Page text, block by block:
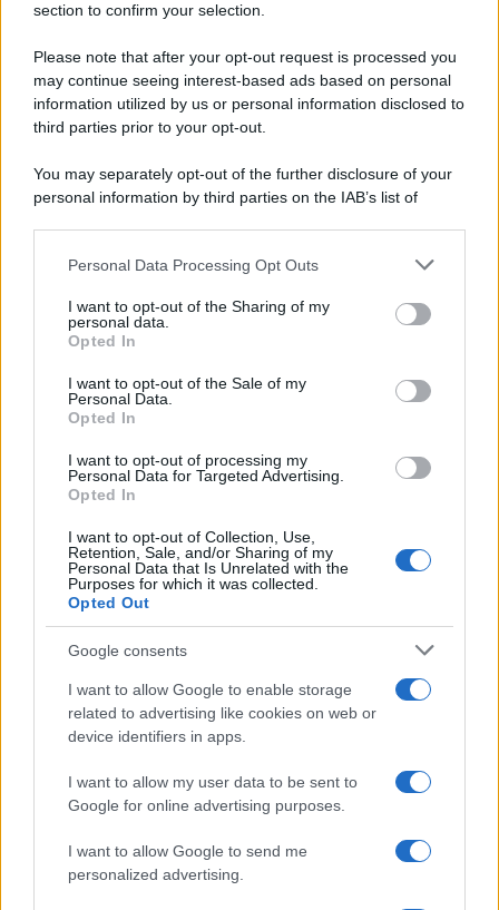
section to confirm your selection.
Please note that after your opt-out request is processed you
may continue seeing interest-based ads based on personal
information utilized by us or personal information disclosed to
third parties prior to your opt-out.
You may separately opt-out of the further disclosure of your
personal information by third parties on the IAB’s list of
This information may also be disclosed by us to third parties
disclose it to other third parties.
Please note that this website/app uses one or more Google
services and may gather and store information including but
not limited to your visit or usage behaviour. You may click to
grant or deny consent to Google and its third-party tags to
consent section.
Personal Data Processing Opt Outs
I want to opt-out of the Sharing of my
personal data.
Opted In
I want to opt-out of the Sale of my
Personal Data.
Opted In
I want to opt-out of processing my
Personal Data for Targeted Advertising.
Opted In
I want to opt-out of Collection, Use,
Retention, Sale, and/or Sharing of my
Personal Data that Is Unrelated with the
Purposes for which it was collected.
Opted Out
Google consents
I want to allow Google to enable storage
related to advertising like cookies on web or
device identifiers in apps.
I want to allow my user data to be sent to
Google for online advertising purposes.
I want to allow Google to send me
personalized advertising.